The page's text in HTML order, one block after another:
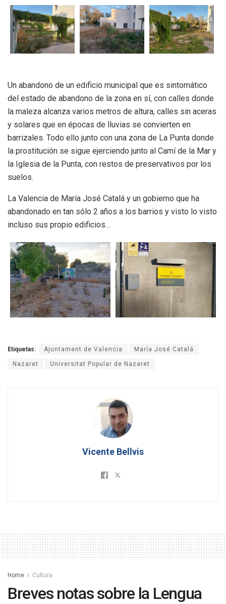
Un abandono de un edificio municipal que es sintomático
del estado de abandono de la zona en sí, con calles donde
la maleza alcanza varios metros de altura, calles sin aceras
y solares que en épocas de lluvias se convierten en
barrizales. Todo ello junto con una zona de La Punta donde
la prostitución se sigue ejerciendo junto al Camí de la Mar y
la Iglesia de la Punta, con restos de preservativos por los
suelos.
La Valencia de María José Catalá y un gobierno que ha
abandonado en tan sólo 2 años a los barrios y visto lo visto
incluso sus propio edificios…
Etiquetas: Ajuntament de Valencia María José Catalá
Nazaret Universitat Popular de Nazaret
Vicente Bellvis
Home Cultura
Breves notas sobre la Lengua